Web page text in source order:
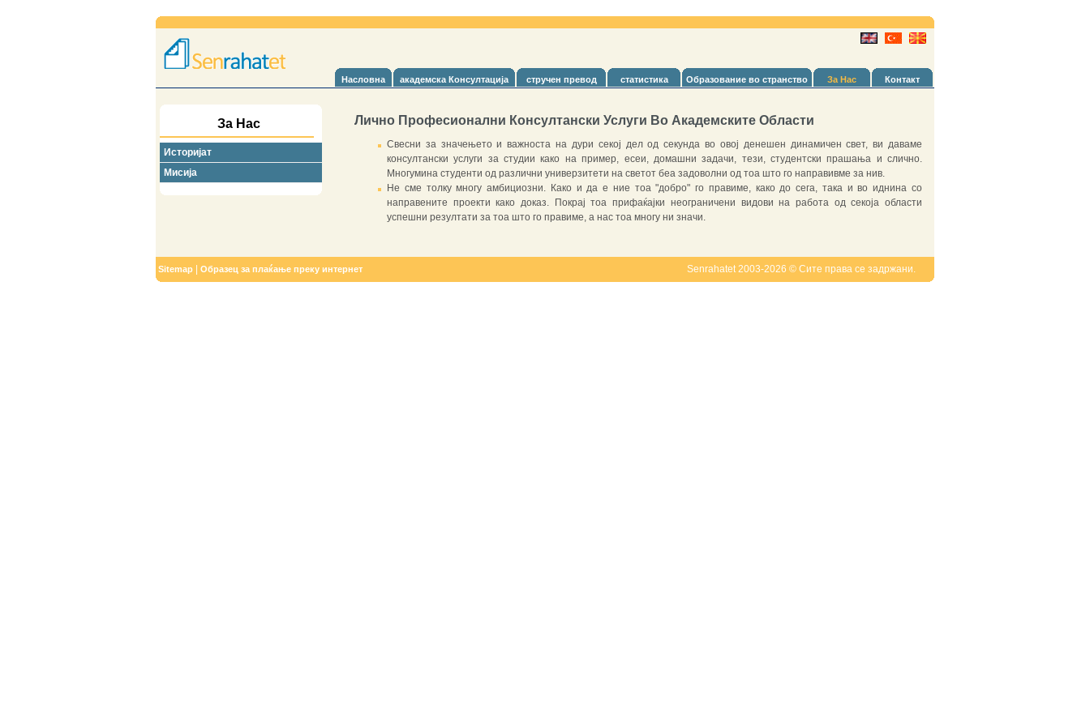
Насловна акадeмска Консултација стручен превод статистика Образование во странство За Нас Контакт
За Нас
Историјат
Мисија
Лично Професионални Консултански Услуги Во Академските Области
Свесни за значењето и важноста на дури секој дел од секунда во овој денешен динамичен свет, ви даваме
консултански услуги за студии како на пример, есеи, домашни задачи, тези, студентски прашања и слично.
Многумина студенти од различни универзитети на светот беа задоволни од тоа што го направивме за нив.
Не сме толку многу амбициозни. Како и да е ние тоа "добро" го правиме, како до сега, така и во иднина со
направените проекти како доказ. Покрај тоа прифаќајки неограничени видови на работа од секоја области
успешни резултати за тоа што го правиме, а нас тоа многу ни значи.
Sitemap Образец за плаќање преку интернет Senrahatet 2003-2026 © Сите права се задржани.